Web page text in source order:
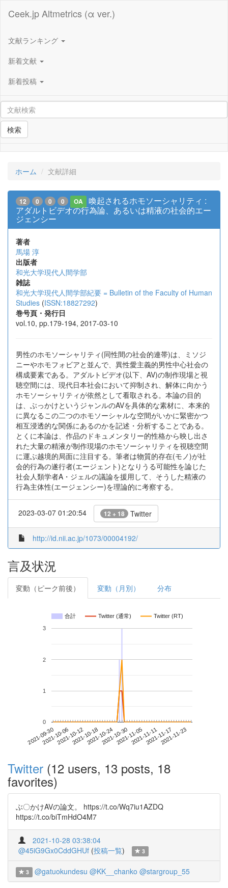
Ceek.jp Altmetrics (α ver.)
文献ランキング
新着文献
新着投稿
検索
ホーム 文献詳細
12 0 0 0 OA
喚起されるホモソーシャリティ :
アダルトビデオの行為論、あるいは精液の社会的エー
ジェンシー
著者
馬場 淳
出版者
和光大学現代人間学部
雑誌
和光大学現代人間学部紀要 = Bulletin of the Faculty of Human
Studies (ISSN:18827292)
巻号頁・発行日
vol.10, pp.179-194, 2017-03-10
男性のホモソーシャリティ(同性間の社会的連帯)は、ミソジ
ニーやホモフォビアと並んで、異性愛主義的男性中心社会の
構成要素である。アダルトビデオ(以下、AV)の制作現場と視
聴空間には、現代日本社会において抑制され、解体に向かう
ホモソーシャリティが依然として看取される。本論の目的
は、ぶっかけというジャンルのAVを具体的な素材に、本来的
に異なるこの二つのホモソーシャルな空間がいかに緊密かつ
相互浸透的な関係にあるのかを記述・分析することである。
とくに本論は、作品のドキュメンタリー的性格から映し出さ
れた大量の精液が制作現場のホモソーシャリティを視聴空間
に運ぶ越境的局面に注目する。筆者は物質的存在(モノ)が社
会的行為の遂行者(エージェント)となりうる可能性を論じた
社会人類学者A・ジェルの議論を援用して、そうした精液の
行為主体性(エージェンシー)を理論的に考察する。
2023-03-07 01:20:54 12 + 18 Twitter
http://id.nii.ac.jp/1073/00004192/
言及状況
変動（ピーク前後） 変動（月別） 分布
合計 Twitter (通常) Twitter (RT)
2021-09-302021-10-062021-10-122021-10-182021-10-242021-10-302021-11-052021-11-112021-11-172021-11-23
0
1
2
3
Twitter (12 users, 13 posts, 18
favorites)
ぶ〇かけAVの論文。 https://t.co/Wq7iu1AZDQ
https://t.co/biTmHdO4M7
2021-10-28 03:38:04
@45iG9Gx0CddGHUf (投稿一覧) 3
3 @gatuokundesu @KK__chanko @stargroup_55